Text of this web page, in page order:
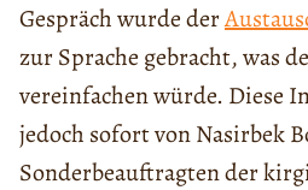
Gespräch wurde der
zur Sprache gebracht, was
vereinfachen würde. Diese
jedoch sofort von Nasirbek
Sonderbeauftragten der